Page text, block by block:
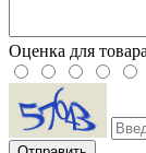
Оценка для товара